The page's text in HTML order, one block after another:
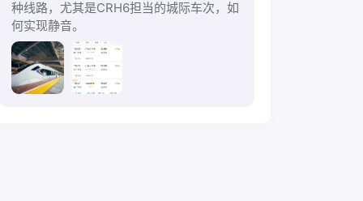
种线路，尤其是CRH6担当的城际车次，如
何实现静音。